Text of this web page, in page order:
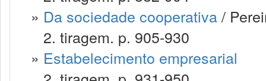
» Da sociedade cooperativa/
2. tiragem. p. 905-930
» Estabelecimento empresarial